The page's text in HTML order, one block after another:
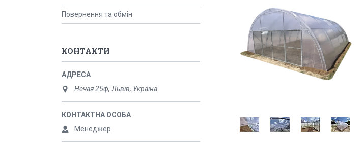
Повернення та обмін
КОНТАКТИ
Нечая 25ф, Львів, Україна
Менеджер